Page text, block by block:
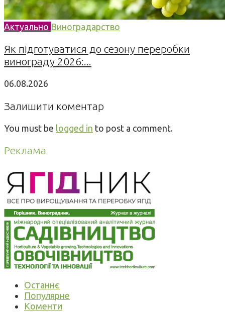
Актуально Виноградарство
Як підготуватися до сезону переробки
винограду 2026:...
06.08.2026
Залишити коментар
You must be logged in to post a comment.
Реклама
Останнє
Популярне
Коменти